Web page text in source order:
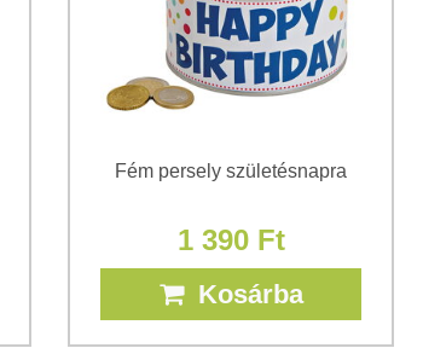
Fém persely születésnapra
1 390 Ft
Kosárba